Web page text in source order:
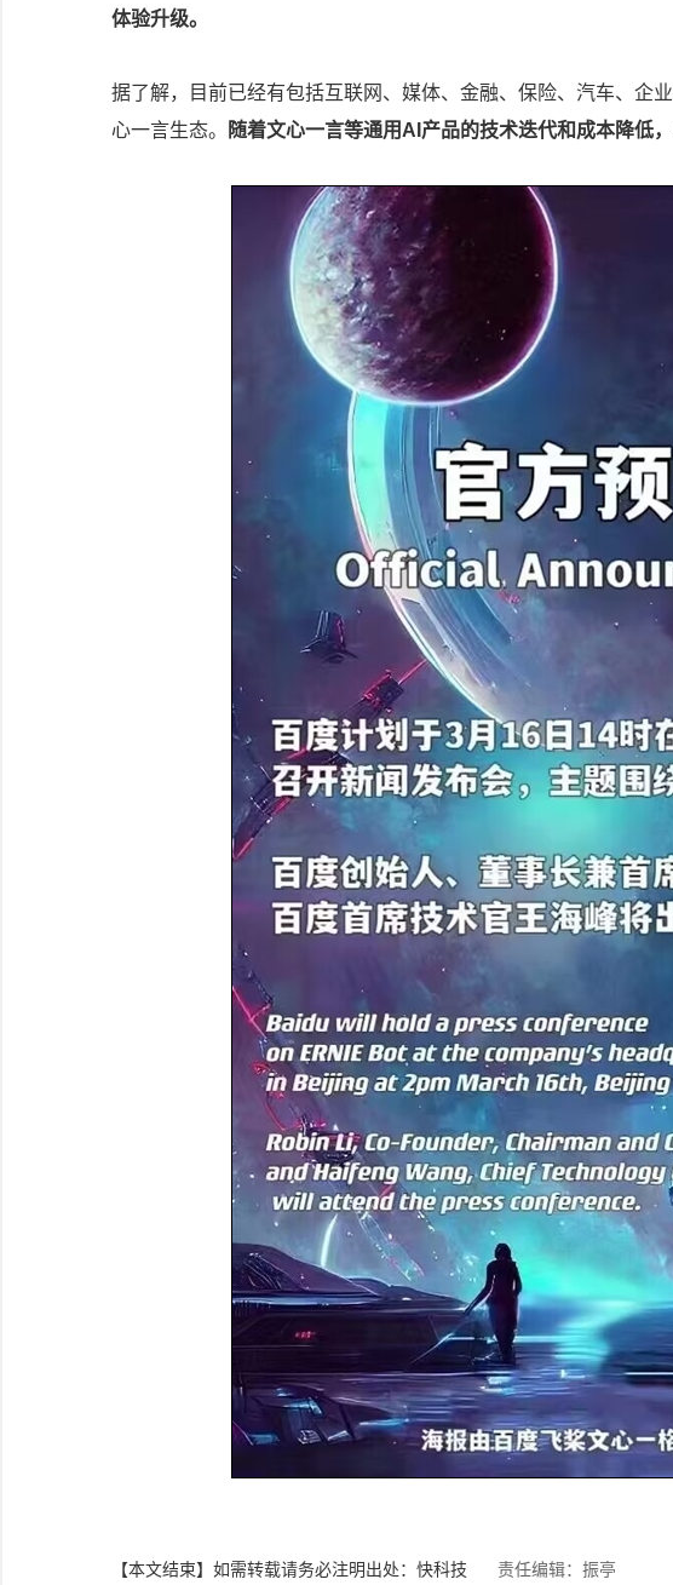
体验升级。
据了解，目前已经有包括互联网、媒体、金融、保险、汽车、企
心一言生态。
随着文心一言等通用AI产品的技术迭代和成本降低
【本文结束】如需转载请务必注明出处：快科技 责任编辑：振亭